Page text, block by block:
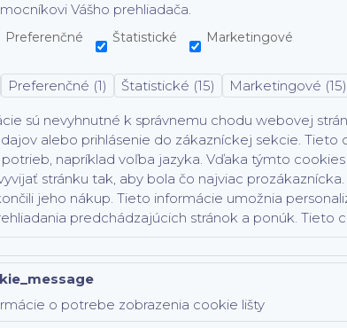
Vášho prehliadača.
Preferenčné Štatistické Marketingové
Preferenčné (1) Štatistické (15) Marketingové (15)
sú nevyhnutné k správnemu chodu webovej
alebo prihlásenie do zákazníckej sekcie. Tieto
napríklad voľba jazyka. Vďaka týmto
stránku tak, aby bola čo najviac
jeho nákup. Tieto informácie umožnia
predchádzajúcich stránok a ponúk. Tieto
o potrebe zobrazenia cookie lišty